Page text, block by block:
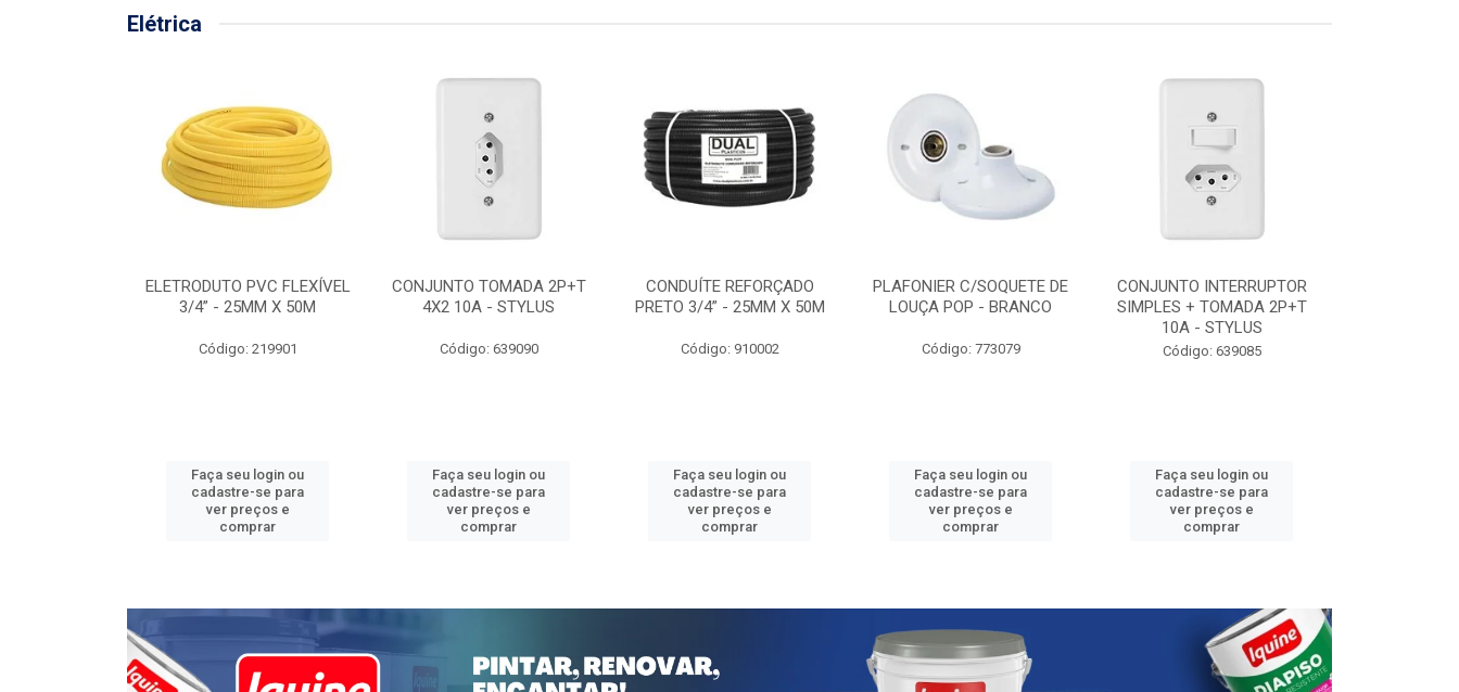
Elétrica
ELETRODUTO PVC FLEXÍVEL
3/4” - 25MM X 50M
Código: 219901
Faça seu login ou
cadastre-se para
ver preços e
comprar
CONJUNTO TOMADA 2P+T
4X2 10A - STYLUS
Código: 639090
Faça seu login ou
cadastre-se para
ver preços e
comprar
CONDUÍTE REFORÇADO
PRETO 3/4” - 25MM X 50M
Código: 910002
Faça seu login ou
cadastre-se para
ver preços e
comprar
PLAFONIER C/SOQUETE DE
LOUÇA POP - BRANCO
Código: 773079
Faça seu login ou
cadastre-se para
ver preços e
comprar
CONJUNTO INTERRUPTOR
SIMPLES + TOMADA 2P+T
10A - STYLUS
Código: 639085
Faça seu login ou
cadastre-se para
ver preços e
comprar